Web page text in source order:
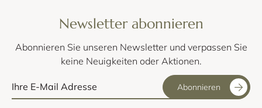
Newsletter abonnieren
Abonnieren Sie unseren Newsletter und verpassen Sie
keine Neuigkeiten oder Aktionen.
Abonnieren